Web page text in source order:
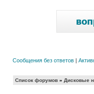
Сообщения без ответов |
Список форумов » Дисковые